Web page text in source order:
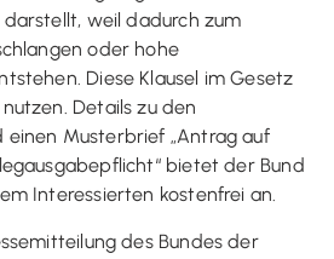
darstellt, weil dadurch zum
oder hohe
Diese Klausel im Gesetz
Details zu den
einen Musterbrief „Antrag auf
bietet der Bund
Interessierten kostenfrei an.
des Bundes der